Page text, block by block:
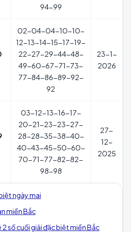
94-99
02-04-04-10-10-
12-13-14-15-17-19-
22-27-29-44-48-
49-60-67-71-73-
77-84-86-89-92-
92
23-1-
2026
03-12-13-16-17-
20-21-23-23-27-
28-28-35-38-40-
40-43-45-50-60-
70-71-77-82-82-
98-98
27-
12-
2025
ngày mai
miền Bắc
2 số cuối giải đặc biệt miền Bắc